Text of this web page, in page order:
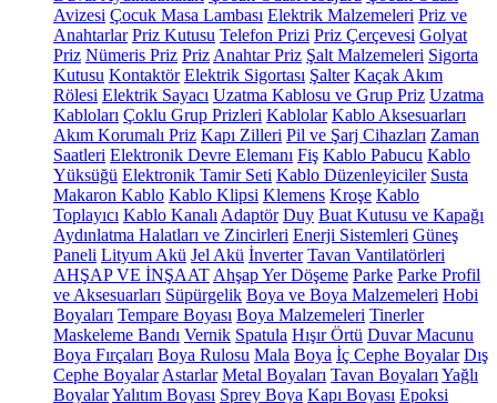
Avizesi Çocuk Masa Lambası Elektrik Malzemeleri Priz ve
Anahtarlar Priz Kutusu Telefon Prizi Priz Çerçevesi Golyat
Priz Nümeris Priz Priz Anahtar Priz Şalt Malzemeleri Sigorta
Kutusu Kontaktör Elektrik Sigortası Şalter Kaçak Akım
Rölesi Elektrik Sayacı Uzatma Kablosu ve Grup Priz Uzatma
Kabloları Çoklu Grup Prizleri Kablolar Kablo Aksesuarları
Akım Korumalı Priz Kapı Zilleri Pil ve Şarj Cihazları Zaman
Saatleri Elektronik Devre Elemanı Fiş Kablo Pabucu Kablo
Yüksüğü Elektronik Tamir Seti Kablo Düzenleyiciler Susta
Makaron Kablo Kablo Klipsi Klemens Kroşe Kablo
Toplayıcı Kablo Kanalı Adaptör Duy Buat Kutusu ve Kapağı
Aydınlatma Halatları ve Zincirleri Enerji Sistemleri Güneş
Paneli Lityum Akü Jel Akü İnverter Tavan Vantilatörleri
AHŞAP VE İNŞAAT Ahşap Yer Döşeme Parke Parke Profil
ve Aksesuarları Süpürgelik Boya ve Boya Malzemeleri Hobi
Boyaları Tempare Boyası Boya Malzemeleri Tinerler
Maskeleme Bandı Vernik Spatula Hışır Örtü Duvar Macunu
Boya Fırçaları Boya Rulosu Mala Boya İç Cephe Boyalar Dış
Cephe Boyalar Astarlar Metal Boyaları Tavan Boyaları Yağlı
BoyalarYalıtım Boyası Sprey Boya Kapı Boyası Epoksi